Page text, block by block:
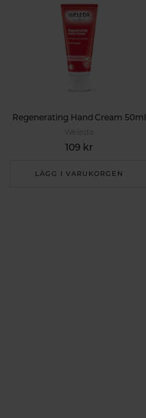
Regenerating Hand Cream 50ml
Weleda
109 kr
LÄGG I VARUKORGEN